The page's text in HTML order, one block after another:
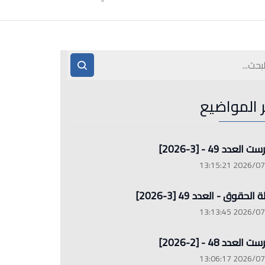
المواضيع
49 - [3-2026]
2026/07/26
- العدد 49 [3-2026]
2026/07/26
48 - [2-2026]
2026/07/26